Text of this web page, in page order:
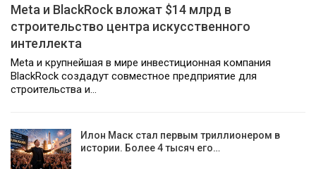
Meta и BlackRock вложат $14 млрд в
строительство центра искусственного
интеллекта
Meta и крупнейшая в мире инвестиционная компания
BlackRock создадут совместное предприятие для
строительства и…
Илон Маск стал первым триллионером в
истории. Более 4 тысяч его…